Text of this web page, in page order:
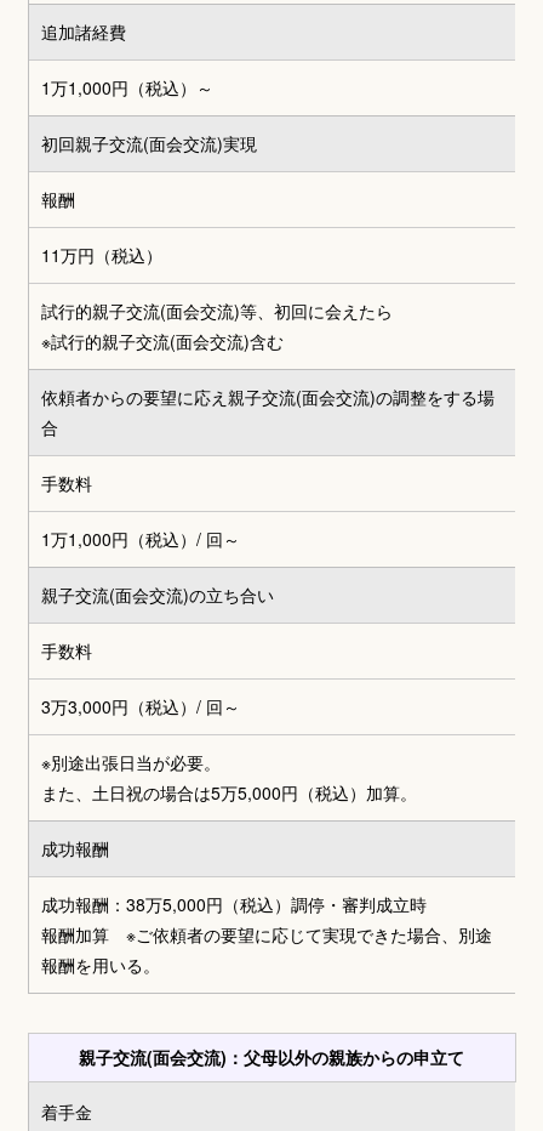
追加諸経費
1万1,000円（税込）～
初回親子交流(面会交流)実現
報酬
11万円（税込）
試行的親子交流(面会交流)等、初回に会えたら
※試行的親子交流(面会交流)含む
依頼者からの要望に応え親子交流(面会交流)の調整をする場
合
手数料
1万1,000円（税込） / 回～
親子交流(面会交流)の立ち合い
手数料
3万3,000円（税込） / 回～
※別途出張日当が必要。
また、土日祝の場合は5万5,000円（税込）加算。
成功報酬
成功報酬：38万5,000円（税込）調停・審判成立時
報酬加算 ※ご依頼者の要望に応じて実現できた場合、別途
報酬を用いる。
親子交流(面会交流)：父母以外の親族からの申立て
着手金